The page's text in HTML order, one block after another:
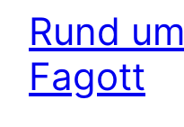
Rund
Fagott